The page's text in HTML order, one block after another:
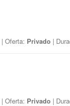
| Oferta: Privado |
| Oferta: Privado |